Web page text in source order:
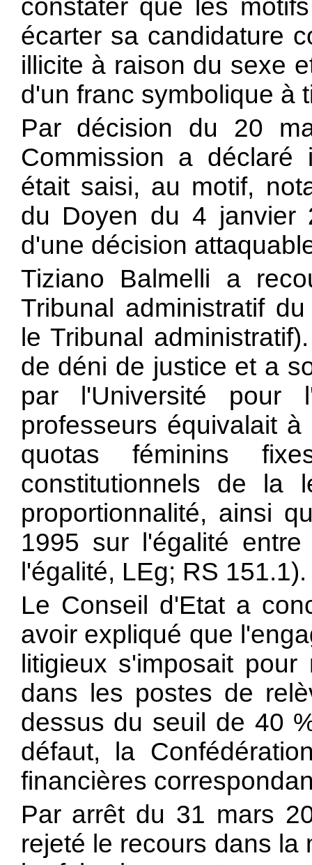
constater que les
écarter sa candidature
illicite à raison du sexe
d'un franc symbolique à
Par décision du 20
Commission a
était saisi, au motif,
du Doyen du 4 janvier
d'une décision
Tiziano Balmelli a
Tribunal administratif
le Tribunal
de déni de justice et a
par l'Université pour
professeurs équivalait
quotas féminins
constitutionnels de la
proportionnalité, ainsi
1995 sur l'égalité
l'égalité, LEg; RS 151.1).
Le Conseil d'Etat a
avoir expliqué que
litigieux s'imposait
dans les postes de
dessus du seuil de 40
défaut, la
financières
Par arrêt du 31 mars
rejeté le recours dans la